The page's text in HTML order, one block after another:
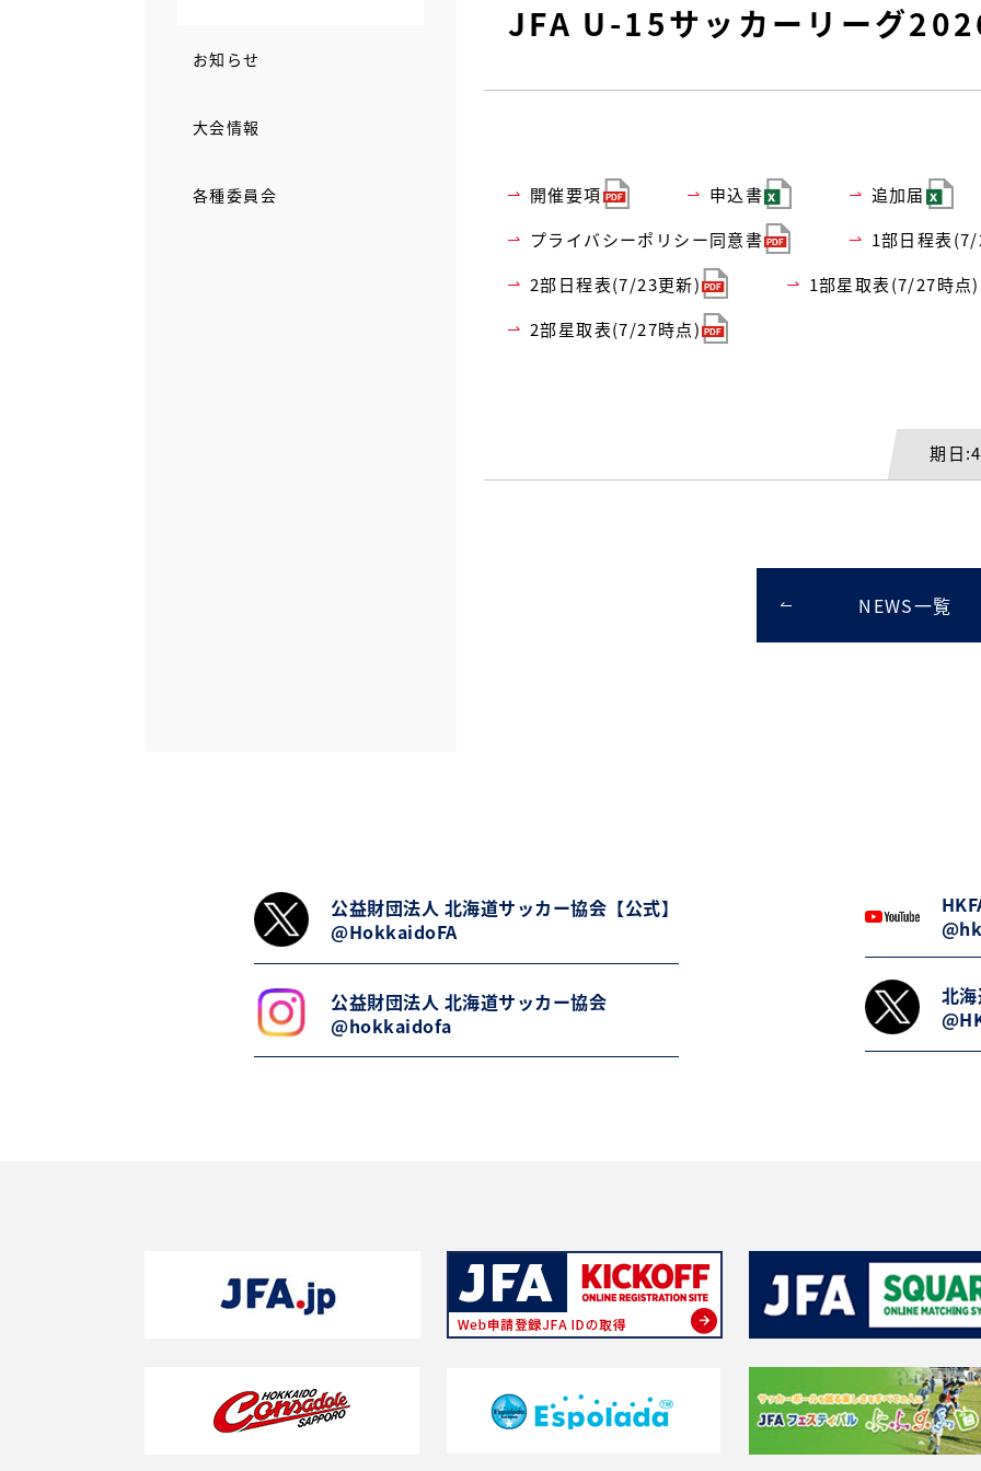
お知らせ
大会情報
各種委員会
JFA U-15サッカーリーグ
開催要項 申込書
追加届
プライバシーポリシー同意書
1部日程表
2部日程表(7/23更新)
1部星取表(7/27時点)
2部星取表(7/27時点)
期日
NEWS一覧
公益財団法人 北海道サッカー協会【公式】
@HokkaidoFA
公益財団法人 北海道サッカー協会
@hokkaidofa
北